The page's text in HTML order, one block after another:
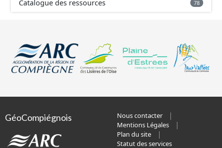
Catalogue des ressources 78
GéoCompiégnois
Nous contacter
Mentions Légales
Plan du site
Statut des services